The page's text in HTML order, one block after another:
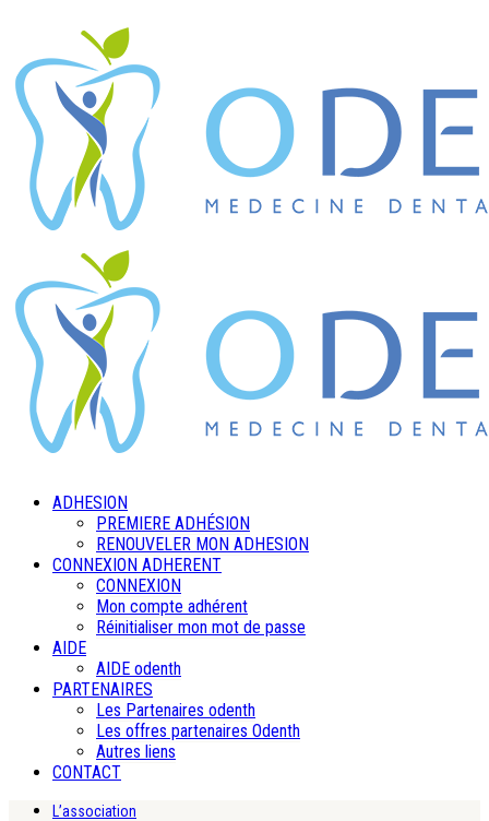
ADHESION
PREMIERE ADHÉSION
RENOUVELER MON ADHESION
CONNEXION ADHERENT
CONNEXION
Mon compte adhérent
Réinitialiser mon mot de passe
AIDE
AIDE odenth
PARTENAIRES
Les Partenaires odenth
Les offres partenaires Odenth
Autres liens
CONTACT
L’association